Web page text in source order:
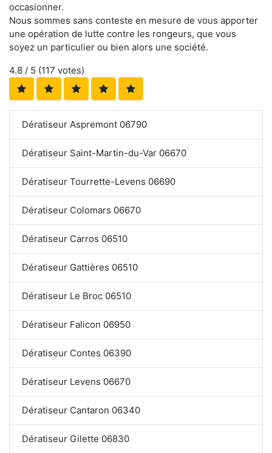
occasionner.
Nous sommes sans conteste en mesure de vous apporter
une opération de lutte contre les rongeurs, que vous
soyez un particulier ou bien alors une société.
4.8 / 5 (117 votes)
Dératiseur Aspremont 06790
Dératiseur Saint-Martin-du-Var 06670
Dératiseur Tourrette-Levens 06690
Dératiseur Colomars 06670
Dératiseur Carros 06510
Dératiseur Gattières 06510
Dératiseur Le Broc 06510
Dératiseur Falicon 06950
Dératiseur Contes 06390
Dératiseur Levens 06670
Dératiseur Cantaron 06340
Dératiseur Gilette 06830